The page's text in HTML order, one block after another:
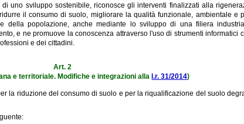
uno sviluppo sostenibile, riconosce gli interventi finalizzati alla
il consumo di suolo, migliorare la qualità funzionale, ambientale e
della popolazione, anche mediante lo sviluppo di una filiera
e ne promuove la conoscenza attraverso l'uso di strumenti informatici
e dei cittadini.
Art. 2
e territoriale. Modifiche e integrazioni alla l.r. 31/2014)
la riduzione del consumo di suolo e per la riqualificazione del suolo